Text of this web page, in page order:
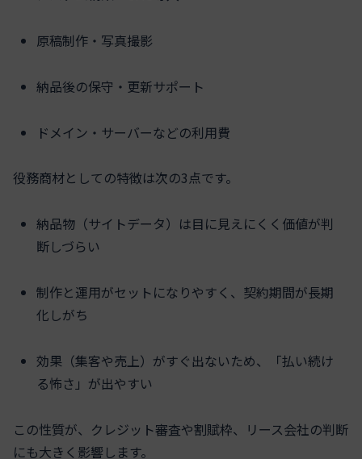
原稿制作・写真撮影
納品後の保守・更新サポート
ドメイン・サーバーなどの利用費
役務商材としての特徴は次の3点です。
納品物（サイトデータ）は目に見えにくく価値が判
断しづらい
制作と運用がセットになりやすく、契約期間が長期
化しがち
効果（集客や売上）がすぐ出ないため、「払い続け
る怖さ」が出やすい
この性質が、クレジット審査や割賦枠、リース会社の判断
にも大きく影響します。